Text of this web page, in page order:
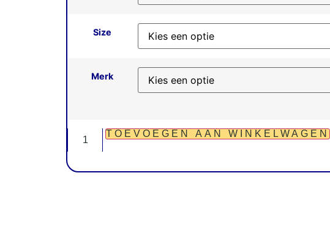
Size
Merk
TOEVOEGEN AAN WINKELWAGEN